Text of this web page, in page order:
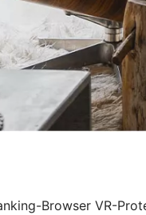
Browser VR-